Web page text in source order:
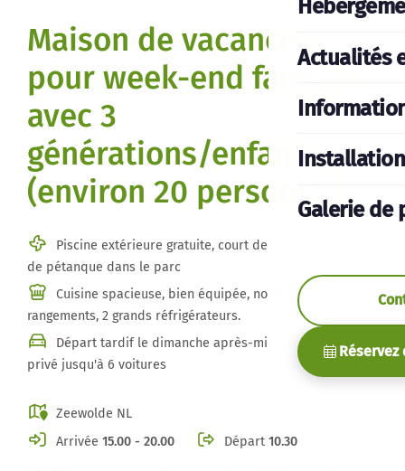
Maison de vacances
pour week-end familial
avec 3
générations/enfants
(environ 20 personnes)
Piscine extérieure gratuite, court de tennis et terrain
de pétanque dans le parc
Cuisine spacieuse, bien équipée, nombreux
rangements, 2 grands réfrigérateurs.
Départ tardif le dimanche après-midi/soirée . Parking
privé jusqu'à 6 voitures
Zeewolde NL
Arrivée 15.00 - 20.00 Départ 10.30
Actualités
Galerie de